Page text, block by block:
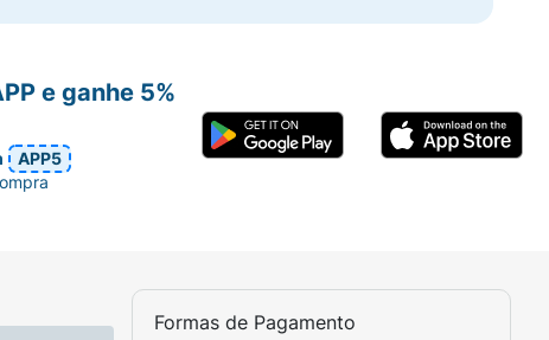
Formas de Pagamento
e ganhe 5%
APP5